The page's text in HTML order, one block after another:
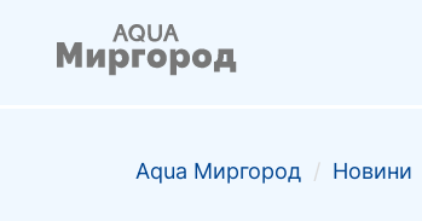
Аqua Миргород / Новини